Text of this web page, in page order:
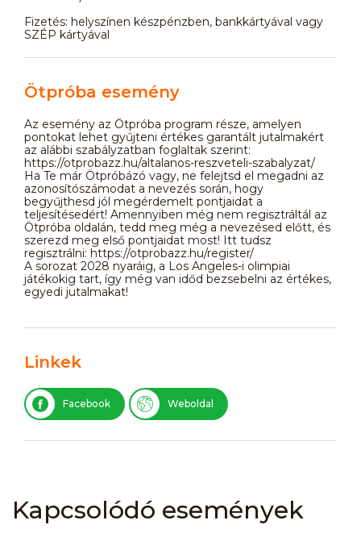
Fizetés: helyszínen készpénzben, bankkártyával vagy
SZÉP kártyával
Ötpróba esemény
Az esemény az Ötpróba program része, amelyen
pontokat lehet gyűjteni értékes garantált jutalmakért
az alábbi szabályzatban foglaltak szerint:
https://otprobazz.hu/altalanos-reszveteli-szabalyzat/
Ha Te már Ötpróbázó vagy, ne felejtsd el megadni az
azonosítószámodat a nevezés során, hogy
begyűjthesd jól megérdemelt pontjaidat a
teljesítésedért! Amennyiben még nem regisztráltál az
Ötpróba oldalán, tedd meg még a nevezésed előtt, és
szerezd meg első pontjaidat most! Itt tudsz
regisztrálni: https://otprobazz.hu/register/
A sorozat 2028 nyaráig, a Los Angeles-i olimpiai
játékokig tart, így még van időd bezsebelni az értékes,
egyedi jutalmakat!
Linkek
Facebook Weboldal
Kapcsolódó események